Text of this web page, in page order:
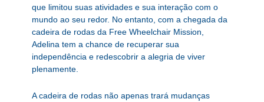
que limitou suas atividades e sua interação com o
mundo ao seu redor. No entanto, com a chegada da
cadeira de rodas da Free Wheelchair Mission,
Adelina tem a chance de recuperar sua
independência e redescobrir a alegria de viver
plenamente.
A cadeira de rodas não apenas trará mudanças